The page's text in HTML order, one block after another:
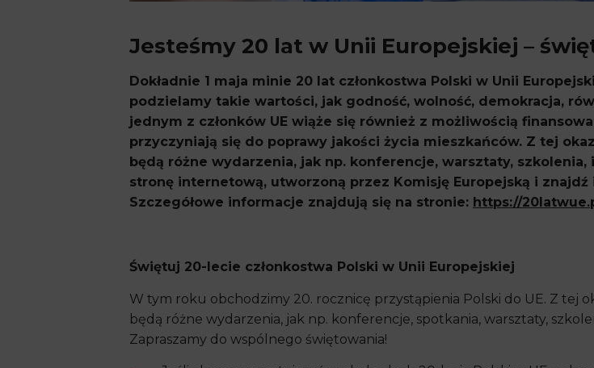
Jesteśmy 20 lat w Unii Europejskiej –
Dokładnie 1 maja minie 20 lat członkostwa Polski w Unii
podzielamy takie wartości, jak godność, wolność, demokracja,
jednym z członków UE wiąże się również z możliwością
przyczyniają się do poprawy jakości życia mieszkańców. Z tej
będą różne wydarzenia, jak np. konferencje, warsztaty,
stronę internetową, utworzoną przez Komisję Europejską i
Szczegółowe informacje znajdują się na stronie: https://
Świętuj 20-lecie członkostwa Polski w Unii Europejskiej
W tym roku obchodzimy 20. rocznicę przystąpienia Polski do UE. Z tej
będą różne wydarzenia, jak np. konferencje, spotkania, warsztaty,
Zapraszamy do wspólnego świętowania!